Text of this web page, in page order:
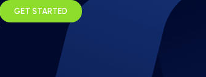
GET STARTED